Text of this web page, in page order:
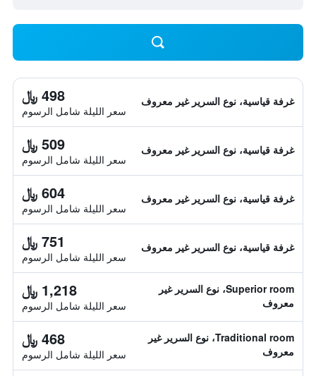
غرفة قياسية، نوع السرير غير معروف 498 ﷼
سعر الليلة شامل الرسوم
غرفة قياسية، نوع السرير غير معروف 509 ﷼
سعر الليلة شامل الرسوم
غرفة قياسية، نوع السرير غير معروف 604 ﷼
سعر الليلة شامل الرسوم
غرفة قياسية، نوع السرير غير معروف 751 ﷼
سعر الليلة شامل الرسوم
Superior room، نوع السرير غير
معروف
1,218 ﷼
سعر الليلة شامل الرسوم
Traditional room، نوع السرير غير
معروف
468 ﷼
سعر الليلة شامل الرسوم